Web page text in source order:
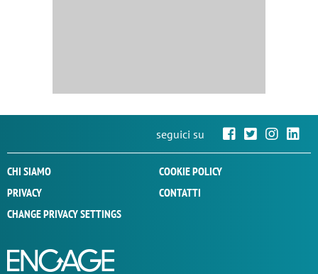
seguici su
CHI SIAMO
COOKIE POLICY
PRIVACY
CONTATTI
CHANGE PRIVACY SETTINGS